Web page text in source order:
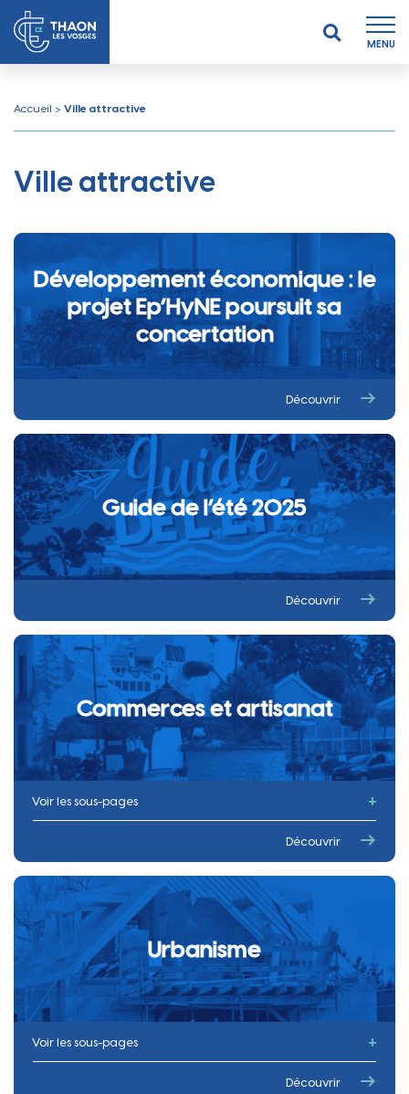
MENU
Accueil > Ville attractive
Ville attractive
Développement économique : le
projet Ep’HyNE poursuit sa
concertation
Découvrir
Guide de l’été 2025
Découvrir
Commerces et artisanat
Voir les sous-pages
Coup d’pouce
APPEL À PROJET
Je veux m’implanter
Guide des professionnels
Carte des commerces
Découvrir
Urbanisme
Voir les sous-pages
Découvrir